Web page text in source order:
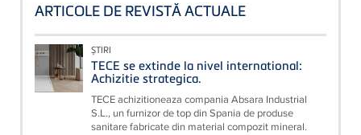
ARTICOLE DE REVISTĂ ACTUALE
ȘTIRI
TECE se extinde la nivel international:
Achizitie strategica.
TECE achizitioneaza compania Absara Industrial
S.L., un furnizor de top din Spania de produse
sanitare fabricate din material compozit mineral.